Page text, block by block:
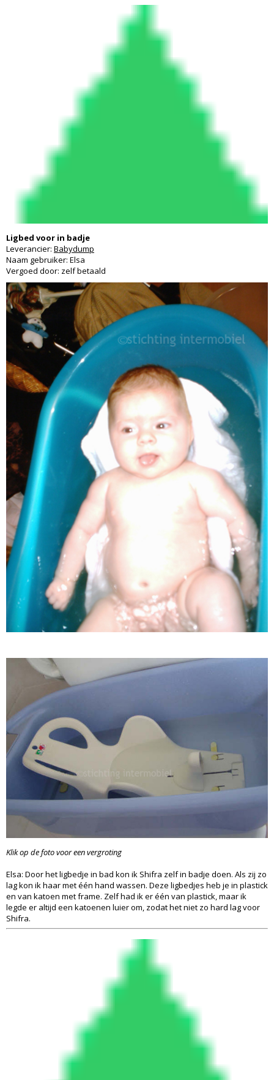
Ligbed voor in badje
Leverancier: Babydump
Naam gebruiker: Elsa
Vergoed door: zelf betaald
Klik op de foto voor een vergroting
Elsa: Door het ligbedje in bad kon ik Shifra zelf in badje doen. Als zij zo
lag kon ik haar met één hand wassen. Deze ligbedjes heb je in plastick
en van katoen met frame. Zelf had ik er één van plastick, maar ik
legde er altijd een katoenen luier om, zodat het niet zo hard lag voor
Shifra.